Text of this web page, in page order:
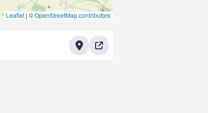
Leaflet | ©OpenStreetMap contributors